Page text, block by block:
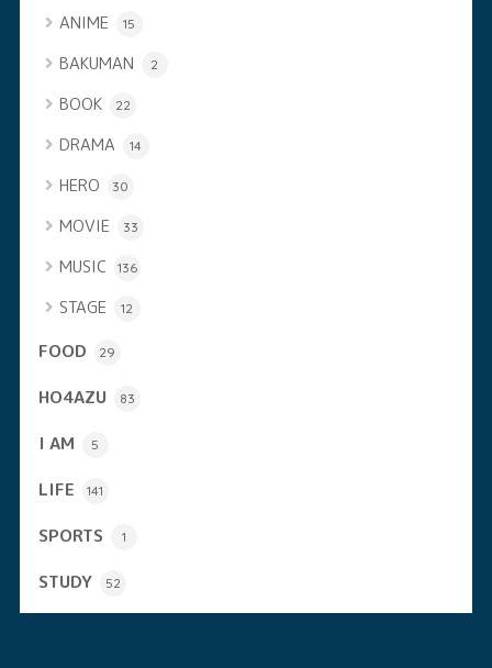
ANIME 15
BAKUMAN 2
BOOK 22
DRAMA 14
HERO 30
MOVIE 33
MUSIC 136
STAGE 12
FOOD 29
HO4AZU 83
I AM 5
LIFE 141
SPORTS 1
STUDY 52